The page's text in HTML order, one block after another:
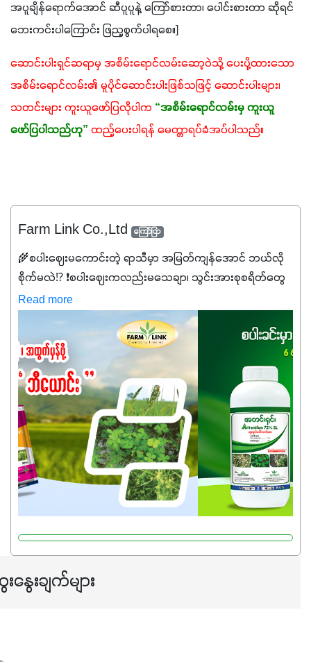
အပူချိန်ရောက်အောင် ‌ဆီပူပူနဲ့ ကြော်စားတာ၊ ပေါင်းစားတာ ဆိုရင်
ဘေးကင်းပါကြောင်း ဖြည့စွက်ပါရစေ။]
ဆောင်းပါးရှင်ဆရာမှ အစိမ်းရောင်လမ်းဆော့ဝဲသို့ ပေးပို့ထားသော
အစိမ်းရောင်လမ်း၏ မူပိုင်ဆောင်းပါးဖြစ်သဖြင့် ဆောင်းပါးများ၊
သတင်းများ ကူးယူဖော်ပြလိုပါက “အစိမ်းရောင်လမ်းမှ ကူးယူ
ဖော်ပြပါသည်ဟု” ထည့်ပေးပါရန် မေတ္တာရပ်ခံအပ်ပါသည်။
Farm Link Co.,Ltd ကြော်ငြာ
🌾စပါးဈေးမကောင်းတဲ့ ရာသီမှာ အမြတ်ကျန်အောင် ဘယ်လို
စိုက်မလဲ⁉️ ❗စပါးဈေးကလည်းမသေချာ၊ သွင်းအားစုစရိတ်တွေ
ကလည်း တက်နေတဲ့ဒီလိုအချိန်မှာ သွင်းအားစုဖိုးကို လျှော့ချပြီး
အထွက်နှုန်းကို ထိန်းထားနိုင်မှ ဦးကြီးတို့ အဆင်ပြေမှာနော် ✔️ဒါ
ကြောင့် ကိုယ်သုံးသမျှ ကိုယ့်အတွက်အကျိုးရစေမယ့်
အရည်အသွေးစိတ်ချရတဲ့ သွင်းအားစုပစ္စည်းတွေကိုပဲ ရွေးချယ်
သုံးသင့်ပါတယ်။
Read more
နွေးချက်များ